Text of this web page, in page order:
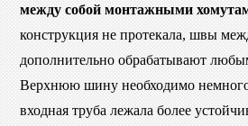
между собой монтажными
конструкция не протекала, швы
дополнительно обрабатывают
Верхнюю шину необходимо немного
входная труба лежала более